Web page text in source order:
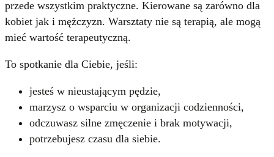
przede wszystkim praktyczne. Kierowane są zarówno dla
kobiet jak i mężczyzn. Warsztaty nie są terapią, ale mogą
mieć wartość terapeutyczną.
To spotkanie dla Ciebie, jeśli:
jesteś w nieustającym pędzie,
marzysz o wsparciu w organizacji codzienności,
odczuwasz silne zmęczenie i brak motywacji,
potrzebujesz czasu dla siebie.